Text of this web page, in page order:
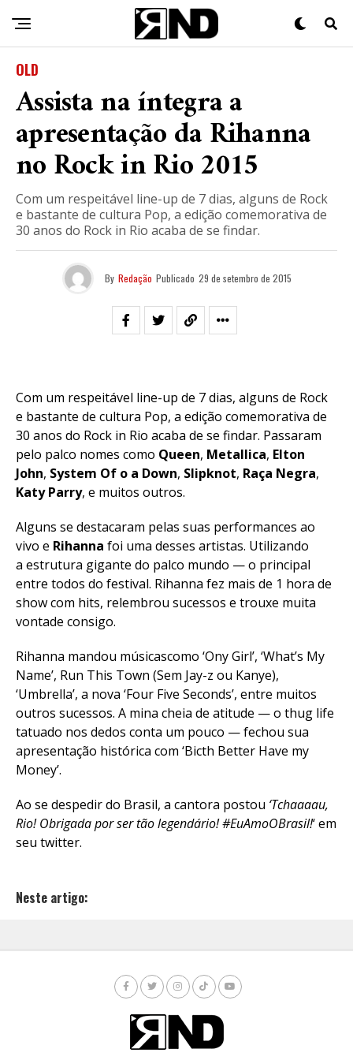
OLD
Assista na íntegra a
apresentação da Rihanna
no Rock in Rio 2015
Com um respeitável line-up de 7 dias, alguns de Rock
e bastante de cultura Pop, a edição comemorativa de
30 anos do Rock in Rio acaba de se findar.
By Redação Publicado 29 de setembro de 2015
Com um respeitável line-up de 7 dias, alguns de Rock
e bastante de cultura Pop, a edição comemorativa de
30 anos do Rock in Rio acaba de se findar. Passaram
pelo palco nomes como Queen, Metallica, Elton
John, System Of o a Down, Slipknot, Raça Negra,
Katy Parry, e muitos outros.
Alguns se destacaram pelas suas performances ao
vivo e Rihanna foi uma desses artistas. Utilizando
a estrutura gigante do palco mundo — o principal
entre todos do festival. Rihanna fez mais de 1 hora de
show com hits, relembrou sucessos e trouxe muita
vontade consigo.
Rihanna mandou músicascomo ‘Ony Girl’, ‘What’s My
Name’, Run This Town (Sem Jay-z ou Kanye),
‘Umbrella’, a nova ‘Four Five Seconds’, entre muitos
outros sucessos. A mina cheia de atitude — o thug life
tatuado nos dedos conta um pouco — fechou sua
apresentação histórica com ‘Bicth Better Have my
Money’.
Ao se despedir do Brasil, a cantora postou ‘Tchaaaau,
Rio! Obrigada por ser tão legendário! #EuAmoOBrasil!‘ em
seu twitter.
Neste artigo: